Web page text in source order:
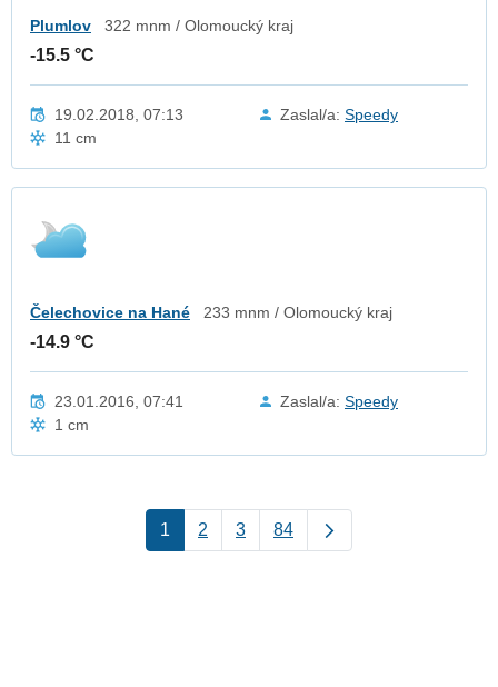
Plumlov 322 mnm / Olomoucký kraj
-15.5 °C
19.02.2018, 07:13 Zaslal/a: Speedy
11 cm
Čelechovice na Hané 233 mnm / Olomoucký kraj
-14.9 °C
23.01.2016, 07:41 Zaslal/a: Speedy
1 cm
1 2 3 84